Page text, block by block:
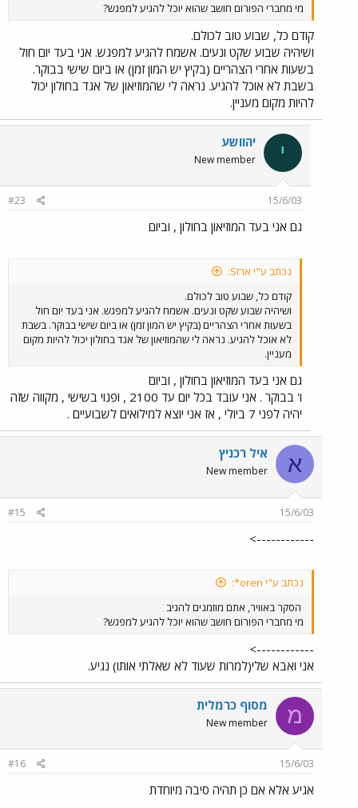
מי מחברי הפורום חושב שהוא יוכל להגיע למפגש?
קודם כל, שבוע טוב לכולם.
ושיהיה שבוע שקט ונעים. אשמח להגיע למפגש. אני בעד יום חול
בשעות אחרי הצהריים (בקיץ יש המון זמן) או ביום שישי בבוקר.
בשבת לא אוכל להגיע. נראה לי שהמוזיאון של אגד בחולון יכול
להיות מקום מעניין.
י יהוושע
New member
15/6/03
#23
גם אני בעד המוזיאון בחולון , וביום
נכתב ע"י ארזS:
קודם כל, שבוע טוב לכולם.
ושיהיה שבוע שקט ונעים. אשמח להגיע למפגש. אני בעד יום חול
בשעות אחרי הצהריים (בקיץ יש המון זמן) או ביום שישי בבוקר. בשבת
לא אוכל להגיע. נראה לי שהמוזיאון של אגד בחולון יכול להיות מקום
מעניין.
גם אני בעד המוזיאון בחולון , וביום
ו' בבוקר . אני עובד בכל יום עד 2100 , ופנוי בשישי , מקווה שזה
יהיה לפני 7 ביולי , אז אני יוצא למילואים לשבועיים .
א איל רכניץ
New member
15/6/03
#15
------------>
נכתב ע"י oren*:
הסקר באוויר, אתם מוזמנים להגיב
מי מחברי הפורום חושב שהוא יוכל להגיע למפגש?
------------>
אני ואבא שלי(למרות שעוד לא שאלתי אותו) נגיע.
מ מסוף כרמלית
New member
15/6/03
#16
אגיע אלא אם כן תהיה סיבה מיוחדת